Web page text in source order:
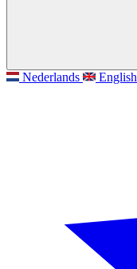
Nederlands English